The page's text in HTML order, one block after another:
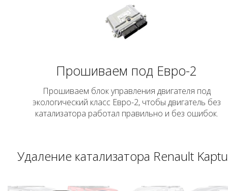
Прошиваем под Евро-2
Прошиваем блок управления двигателя под
экологический класс Евро-2, чтобы двигатель без
катализатора работал правильно и без ошибок.
Удаление катализатора Renault